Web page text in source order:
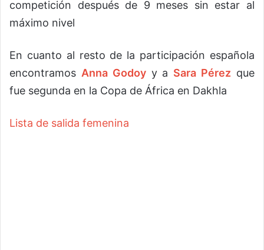
competición después de 9 meses sin estar al
máximo nivel
En cuanto al resto de la participación española
encontramos Anna Godoyy a Sara Pérez que
fue segunda en la Copa de África en Dakhla
Lista de salida femenina